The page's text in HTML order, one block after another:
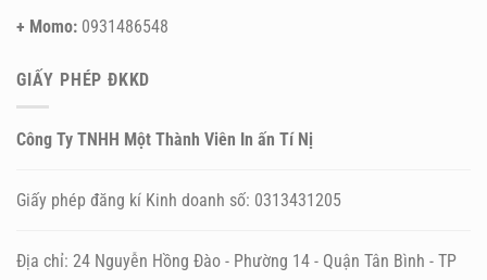
+ Momo: 0931486548
GIẤY PHÉP ĐKKD
Công Ty TNHH Một Thành Viên In ấn Tí Nị
Giấy phép đăng kí Kinh doanh số: 0313431205
Địa chỉ: 24 Nguyễn Hồng Đào - Phường 14 - Quận Tân Bình - TP